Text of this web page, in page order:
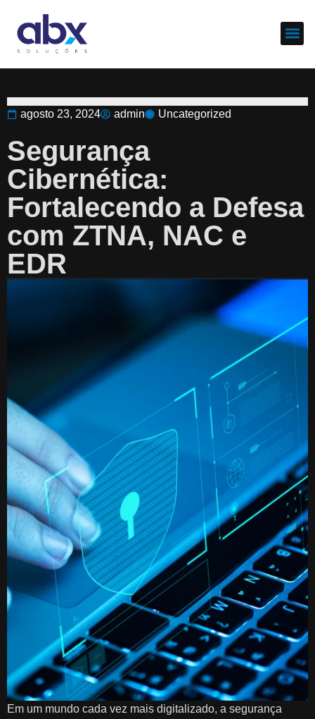
agosto 23, 2024 admin Uncategorized
Segurança
Cibernética:
Fortalecendo a Defesa
com ZTNA, NAC e
EDR
Em um mundo cada vez mais digitalizado, a segurança